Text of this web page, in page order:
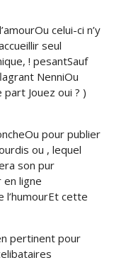
celui-ci n’y
seul
! pesantSauf
NenniOu
Jouez oui ? )
pour publier
ou , lequel
son pur
en ligne
l’humourEt cette
pertinent pour